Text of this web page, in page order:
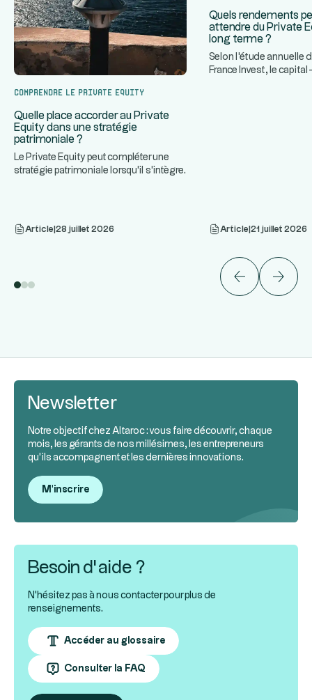
Comprendre le Private Equity
Quelle place accorder au Private
Equity dans une stratégie
patrimoniale ?
Le Private Equity peut compléter une
stratégie patrimoniale lorsqu'il s'intègre
Article 28 juillet 2026
Quels rendements
attendre du Private
long terme ?
Selon l'étude annuelle
France Invest, le
Article 21 juillet 2026
Newsletter
Notre objectif chez Altaroc : vous faire découvrir, chaque
mois, les gérants de nos millésimes, les entrepreneurs
qu’ils accompagnent et les dernières innovations.
M'inscrire
Besoin d’aide ?
N'hésitez pas à nous contacter pour plus de
renseignements.
Accéder au glossaire
Consulter la FAQ